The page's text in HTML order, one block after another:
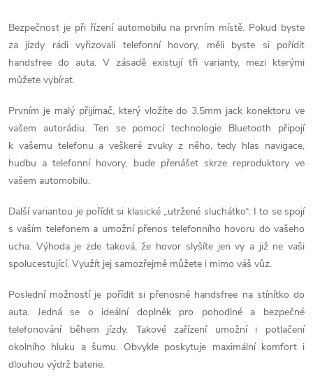
k
t
ů
k
t
ů
v
l
á
d
a
c
í
p
r
v
k
y
v
Bezpečnost je při řízení automobilu na prvním místě. Pokud byste
za jízdy rádi vyřizovali telefonní hovory, měli byste si pořídit
handsfree do auta. V zásadě existují tři varianty, mezi kterými
můžete vybírat.
Prvním je malý přijímač, který vložíte do 3,5mm jack konektoru ve
vašem autorádiu. Ten se pomocí technologie Bluetooth připojí
k vašemu telefonu a veškeré zvuky z něho, tedy hlas navigace,
hudbu a telefonní hovory, bude přenášet skrze reproduktory ve
vašem automobilu.
Další variantou je pořídit si klasické „utržené sluchátko“. I to se spojí
s vaším telefonem a umožní přenos telefonního hovoru do vašeho
ucha. Výhoda je zde taková, že hovor slyšíte jen vy a již ne vaši
spolucestující. Využít jej samozřejmě můžete i mimo váš vůz.
Poslední možností je pořídit si přenosné handsfree na stínítko do
auta. Jedná se o ideální doplněk pro pohodlné a bezpečné
telefonování během jízdy. Takové zařízení umožní i potlačení
okolního hluku a šumu. Obvykle poskytuje maximální komfort i
dlouhou výdrž baterie.